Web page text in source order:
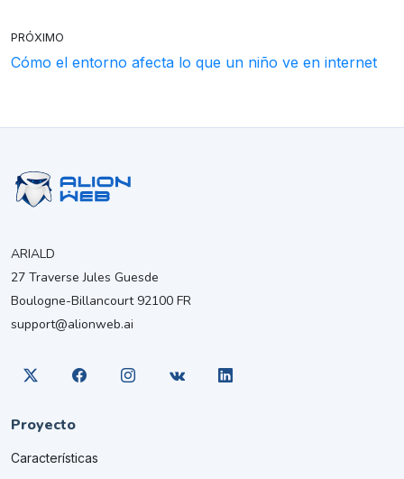
PRÓXIMO
Cómo el entorno afecta lo que un niño ve en internet
ARIALD
27 Traverse Jules Guesde
Boulogne-Billancourt 92100 FR
support@alionweb.ai
Proyecto
Características